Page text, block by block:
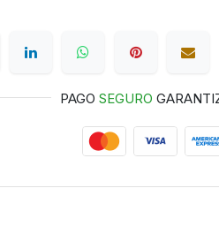
PAGO SEGURO